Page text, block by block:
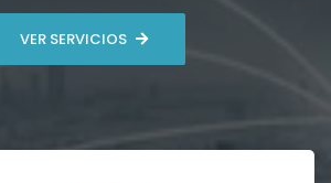
VER SERVICIOS